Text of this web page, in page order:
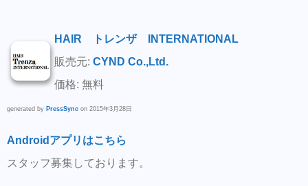
HAIR トレンザ INTERNATIONAL
販売元: CYND Co.,Ltd.
価格: 無料
generated by PressSync on 2015年3月28日
Androidアプリはこちら
スタッフ募集しております。